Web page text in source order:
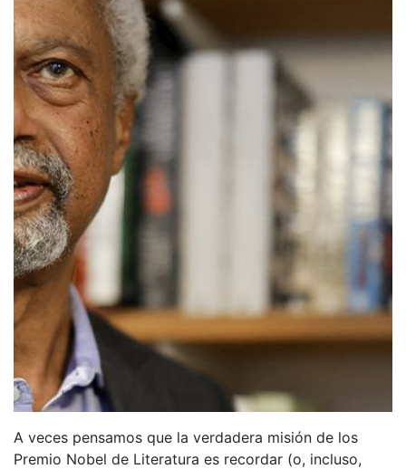
A veces pensamos que la verdadera misión de los
Premio Nobel de Literatura es recordar (o, incluso,